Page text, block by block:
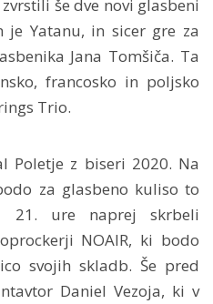
še dve novi glasbeni
Yatanu, in sicer gre za
Jana Tomšiča. Ta
francosko in poljsko
Trio.
Poletje z biseri 2020. Na
za glasbeno kuliso to
21. ure naprej skrbeli
NOAIR, ki bodo
svojih skladb. Še pred
Daniel Vezoja, ki v